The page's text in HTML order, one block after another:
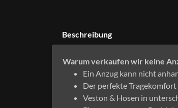
Beschreibung
Warum verkaufen wir keine
Ein Anzug kann nicht
Der perfekte Tragekomfort
Veston & Hosen in